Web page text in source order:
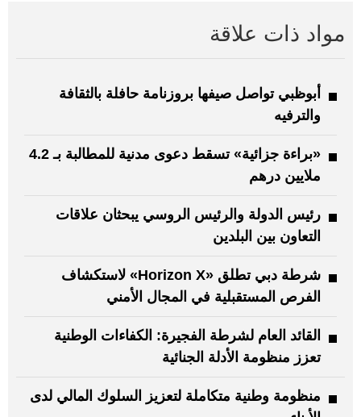
مواد ذات علاقة
أبوظبي تواصل صيفها بروزنامة حافلة بالثقافة
والترفيه
«براءة جزائية» تسقط دعوى مدنية للمطالبة بـ 4.2
ملايين درهم
رئيس الدولة والرئيس الروسي يبحثان علاقات
التعاون بين البلدين
شرطة دبي تطلق «Horizon X» لاستكشاف
الفرص المستقبلية في المجال الأمني
القائد العام لشرطة الفجيرة: الكفاءات الوطنية
تعزز منظومة الأدلة الجنائية
منظومة وطنية متكاملة لتعزيز السلوك المالي لدى